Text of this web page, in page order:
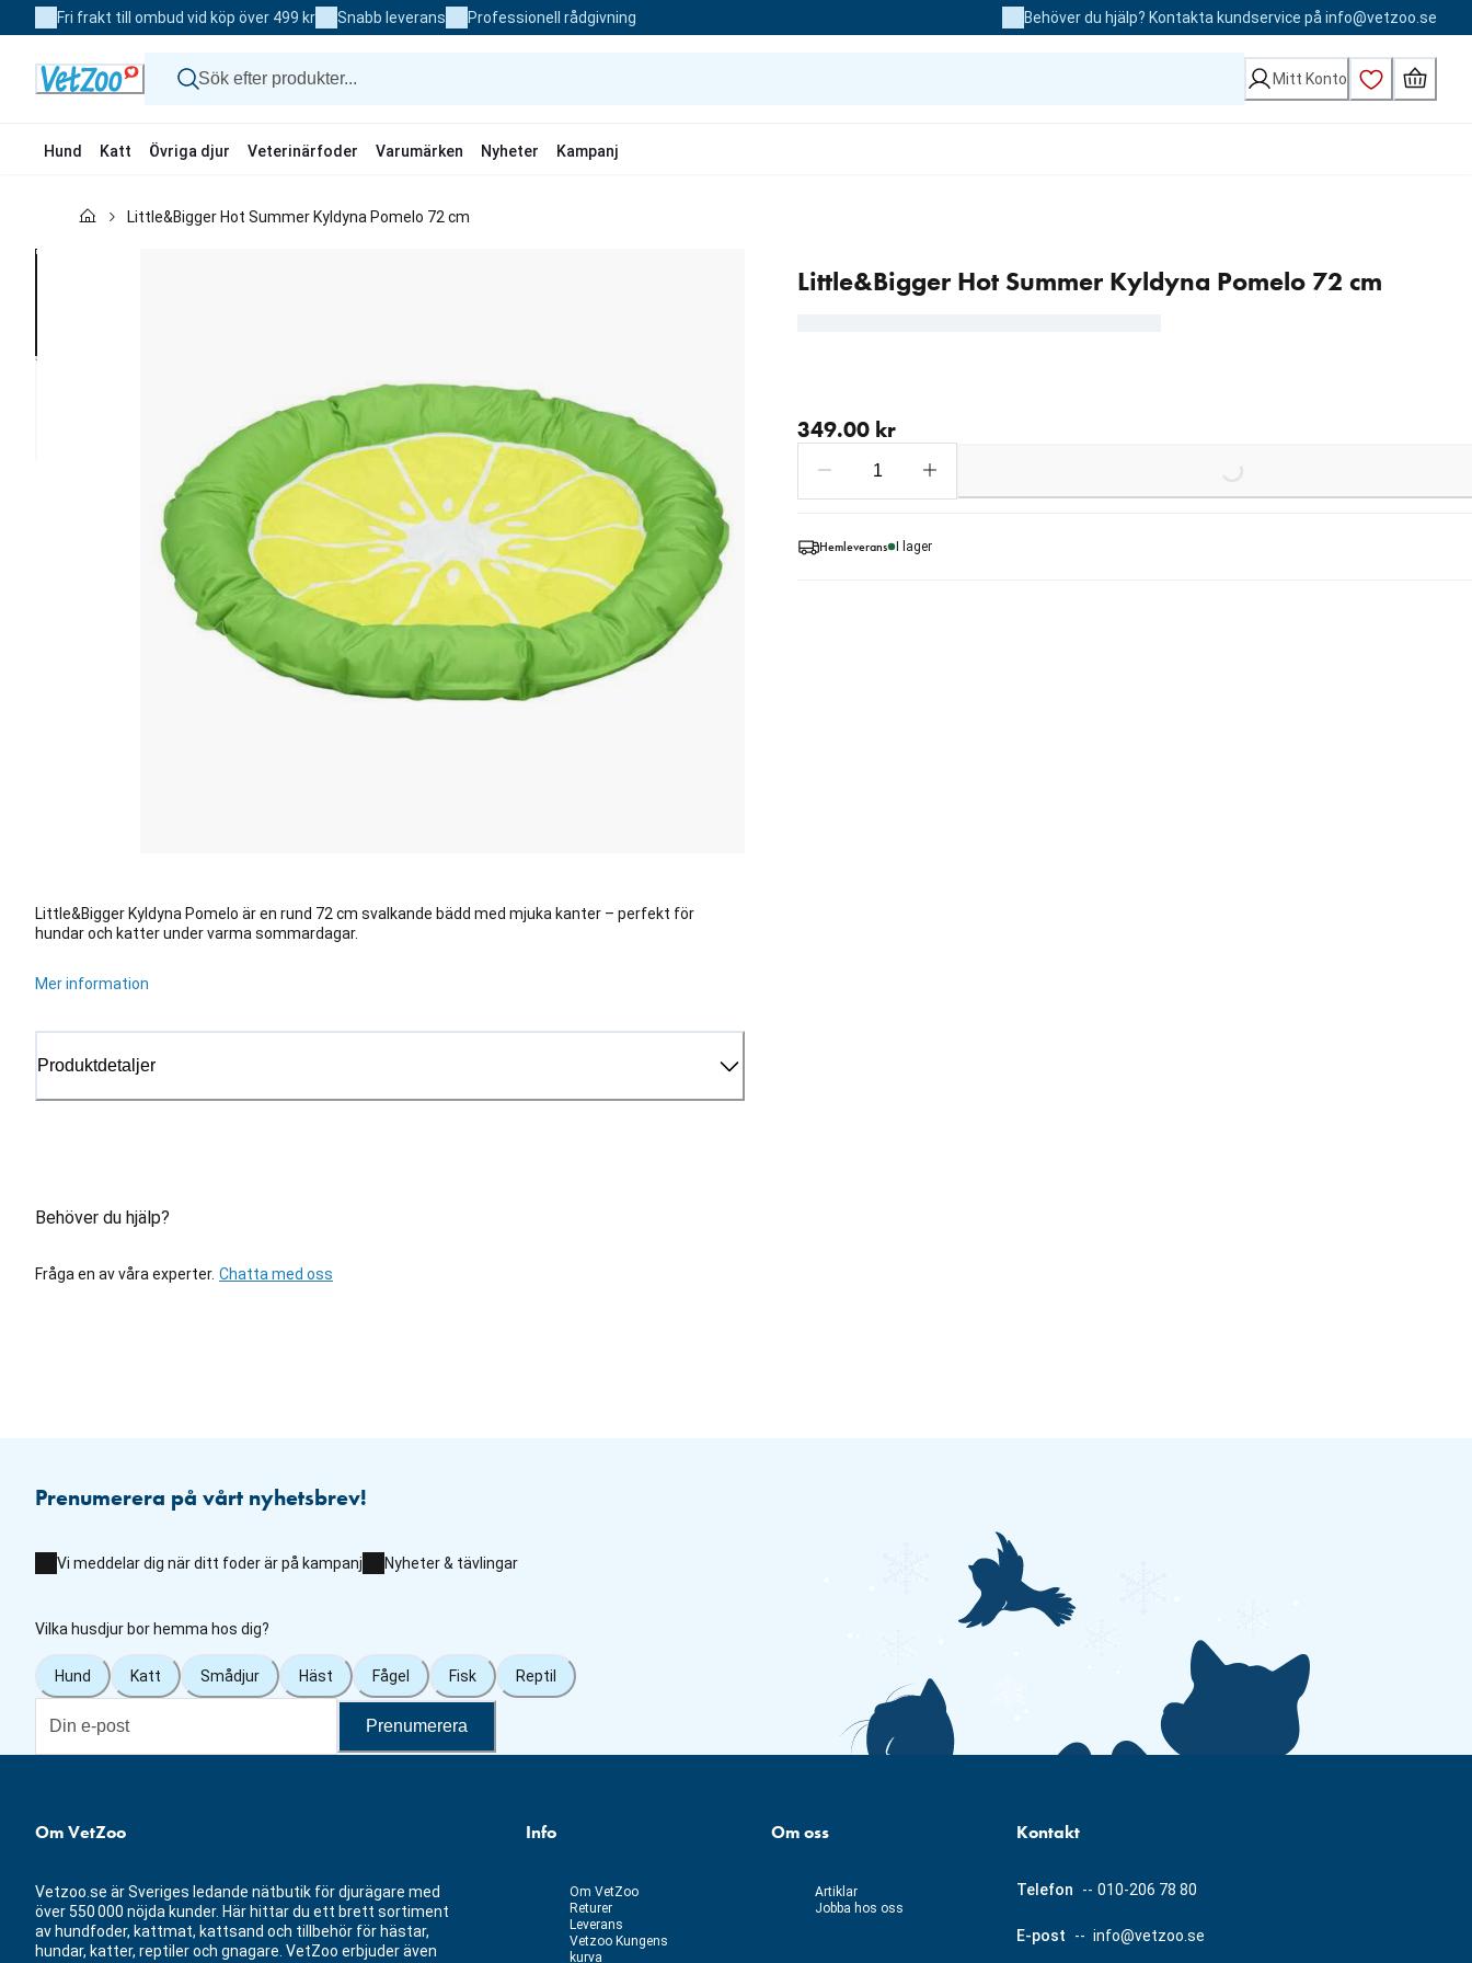
to
Fri frakt till ombud vid köp över 499 kr Snabb leverans Professionell rådgivning Behöver du hjälp? Kontakta kundservice på info@vetzoo.se
Mitt Konto
Hund Katt Övriga djur Veterinärfoder Varumärken Nyheter Kampanj
Little&Bigger Hot Summer Kyldyna Pomelo 72 cm
Little&Bigger Hot Summer Kyldyna Pomelo 72 cm
Little&Bigger Kyldyna Pomelo är en rund 72 cm svalkande bädd med mjuka kanter – perfekt för
hundar och katter under varma sommardagar.
Mer information
Produktdetaljer
Behöver du hjälp?
Fråga en av våra experter. Chatta med oss
349.00 kr
Loading...
Hemleverans I lager
Prenumerera på vårt nyhetsbrev!
Vi meddelar dig när ditt foder är på kampanj Nyheter & tävlingar
Vilka husdjur bor hemma hos dig?
Hund Katt Smådjur Häst Fågel Fisk Reptil
Prenumerera
Om VetZoo
Vetzoo.se är Sveriges ledande nätbutik för djurägare med
över 550 000 nöjda kunder. Här hittar du ett brett sortiment
av hundfoder, kattmat, kattsand och tillbehör för hästar,
hundar, katter, reptiler och gnagare. VetZoo erbjuder även
Info
Om VetZoo
Returer
Leverans
Vetzoo Kungens
kurva
Om oss
Artiklar
Jobba hos oss
Kontakt
Telefon -- 010-206 78 80
E-post -- info@vetzoo.se